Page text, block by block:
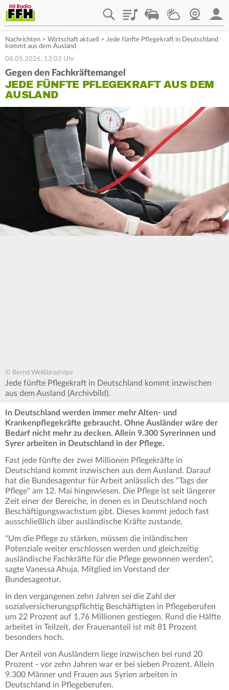
PlaylistStaupilotWetterWebcam
Nachrichten > Wirtschaft aktuell > Jede fünfte Pflegekraft in Deutschland
kommt aus dem Ausland
08.05.2026, 13:03 Uhr
Gegen den Fachkräftemangel
JEDE FÜNFTE PFLEGEKRAFT AUS DEM
AUSLAND
© Bernd Weißbrod/dpa
Jede fünfte Pflegekraft in Deutschland kommt inzwischen
aus dem Ausland (Archivbild).
In Deutschland werden immer mehr Alten- und
Krankenpflegekräfte gebraucht. Ohne Ausländer wäre der
Bedarf nicht mehr zu decken. Allein 9.300 Syrerinnen und
Syrer arbeiten in Deutschland in der Pflege.
Fast jede fünfte der zwei Millionen Pflegekräfte in
Deutschland kommt inzwischen aus dem Ausland. Darauf
hat die Bundesagentur für Arbeit anlässlich des "Tags der
Pflege" am 12. Mai hingewiesen. Die Pflege ist seit längerer
Zeit einer der Bereiche, in denen es in Deutschland noch
Beschäftigungswachstum gibt. Dieses kommt jedoch fast
ausschließlich über ausländische Kräfte zustande.
"Um die Pflege zu stärken, müssen die inländischen
Potenziale weiter erschlossen werden und gleichzeitig
ausländische Fachkräfte für die Pflege gewonnen werden",
sagte Vanessa Ahuja, Mitglied im Vorstand der
Bundesagentur.
In den vergangenen zehn Jahren sei die Zahl der
sozialversicherungspflichtig Beschäftigten in Pflegeberufen
um 22 Prozent auf 1,76 Millionen gestiegen. Rund die Hälfte
arbeitet in Teilzeit, der Frauenanteil ist mit 81 Prozent
besonders hoch.
Der Anteil von Ausländern liege inzwischen bei rund 20
Prozent - vor zehn Jahren war er bei sieben Prozent. Allein
9.300 Männer und Frauen aus Syrien arbeiten in
Deutschland in Pflegeberufen.